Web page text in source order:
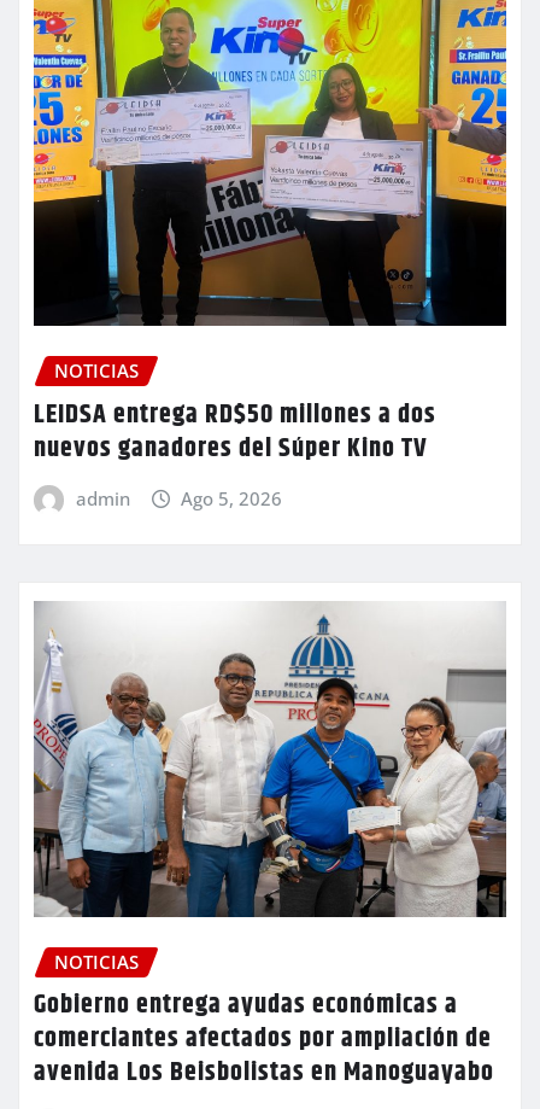
NOTICIAS
LEIDSA entrega RD$50 millones a dos
nuevos ganadores del Súper Kino TV
admin Ago 5, 2026
NOTICIAS
Gobierno entrega ayudas económicas a
comerciantes afectados por ampliación de
avenida Los Beisbolistas en Manoguayabo